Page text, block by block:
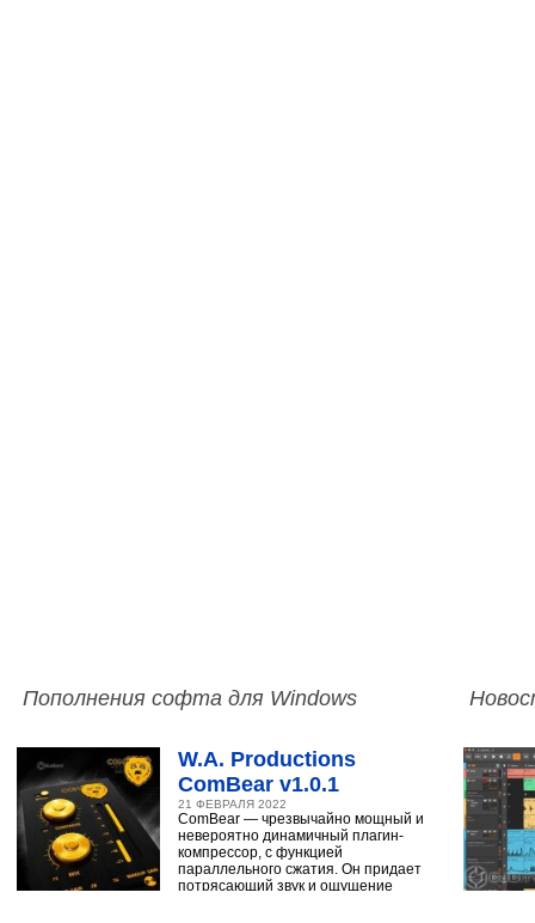
Пополнения софта для Windows
W.A. Productions
ComBear v1.0.1
21 ФЕВРАЛЯ 2022
ComBear — чрезвычайно мощный и
невероятно динамичный плагин-
компрессор, с функцией
параллельного сжатия. Он придает
потрясающий звук и ощущение